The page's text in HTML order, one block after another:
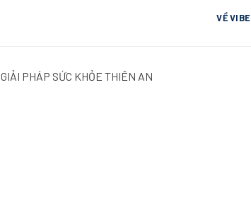
VỀ VIBE
PHÁP SỨC KHỎE THIÊN AN